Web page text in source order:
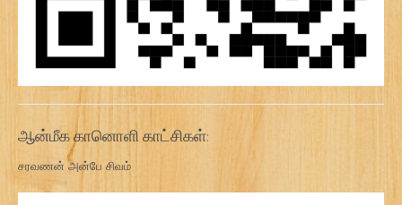
ஆன்மீக கானொளி காட்சிகள்:
சரவணன் அன்பே சிவம்